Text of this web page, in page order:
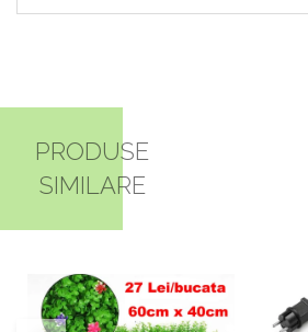
PRODUSE
SIMILARE